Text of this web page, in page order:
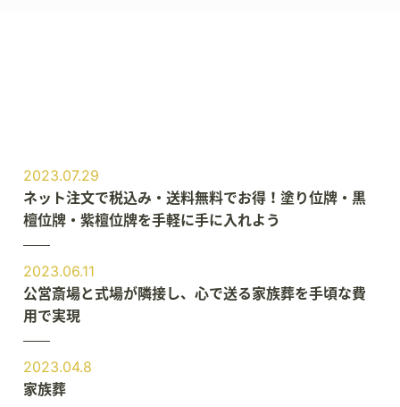
2023.07.29
ネット注文で税込み・送料無料でお得！塗り位牌・黒
檀位牌・紫檀位牌を手軽に手に入れよう
2023.06.11
公営斎場と式場が隣接し、心で送る家族葬を手頃な費
用で実現
2023.04.8
家族葬